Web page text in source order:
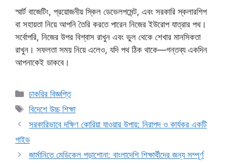
স্মার্ট বাজেটিং, প্রয়োজনীয় স্কিল ডেভেলপমেন্ট, এবং সরকারি স্কলারশিপ
বা সহায়তা নিয়ে আপনি তৈরি করতে পারেন নিজের ইউরোপ যাত্রার পথ।
সর্বোপরি, নিজের উপর বিশ্বাস রাখুন এবং ভুল থেকে শেখার মানসিকতা
রাখুন। সফলতা সময় নিয়ে এলেও, যদি পথ ঠিক থাকে—গন্তব্য একদিন
আপনাকেই ডাকবে।
Categories
চাকরির বিজ্ঞপ্তি
Tags
বিদেশে উচ্চ শিক্ষা
সরকারিভাবে দক্ষিণ কোরিয়া যাওয়ার উপায়: নিরাপদ ও কার্যকর একটি
গাইড
জার্মানিতে মেডিকেল পড়াশোনা: বাংলাদেশি শিক্ষার্থীদের জন্য সম্পূর্ণ